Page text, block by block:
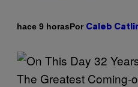
hace 9 horasPor Caleb